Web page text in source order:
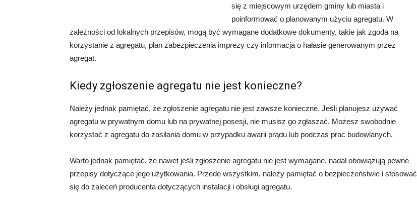
się z miejscowym urzędem gminy lub miasta i
poinformować o planowanym użyciu agregatu. W
zależności od lokalnych przepisów, mogą być wymagane dodatkowe dokumenty, takie jak zgoda na
korzystanie z agregatu, plan zabezpieczenia imprezy czy informacja o hałasie generowanym przez
agregat.
Kiedy zgłoszenie agregatu nie jest konieczne?
Należy jednak pamiętać, że zgłoszenie agregatu nie jest zawsze konieczne. Jeśli planujesz używać
agregatu w prywatnym domu lub na prywatnej posesji, nie musisz go zgłaszać. Możesz swobodnie
korzystać z agregatu do zasilania domu w przypadku awarii prądu lub podczas prac budowlanych.
Warto jednak pamiętać, że nawet jeśli zgłoszenie agregatu nie jest wymagane, nadal obowiązują pewne
przepisy dotyczące jego użytkowania. Przede wszystkim, należy pamiętać o bezpieczeństwie i stosować
się do zaleceń producenta dotyczących instalacji i obsługi agregatu.